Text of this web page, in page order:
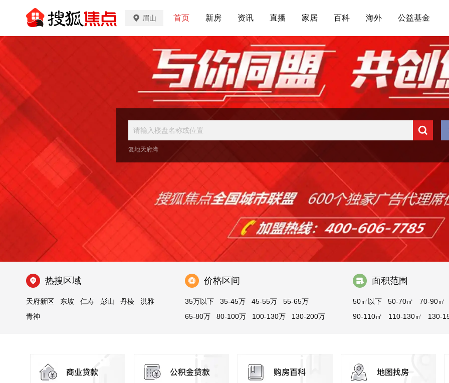
眉山 首页 新房 资讯 直播 家居 百科 海外 公益基金
复地天府湾
热搜区域
天府新区 东坡 仁寿 彭山 丹棱
洪雅
青神
价格区间
35万以下 35-45万 45-55万
55-65万
65-80万
80-100万 100-130万
130-200万
面积范围
50㎡以下 50-70㎡
70-90㎡
90-110㎡
110-130㎡
130-